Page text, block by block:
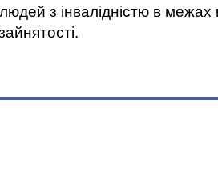
з інвалідністю в межах